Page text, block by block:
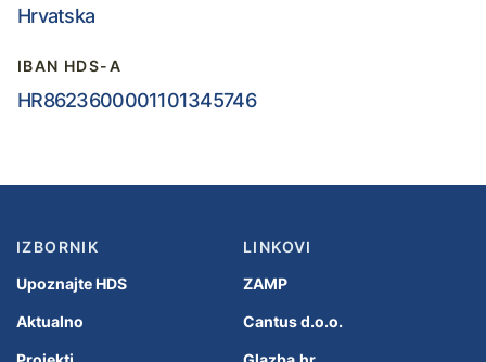
Hrvatska
IBAN HDS-A
HR8623600001101345746
IZBORNIK
Upoznajte HDS
Aktualno
LINKOVI
ZAMP
Cantus d.o.o.